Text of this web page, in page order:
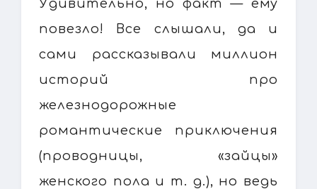
Удивительно, но факт — ему
повезло! Все слышали, да и
сами рассказывали миллион
историй про
железнодорожные
романтические приключения
(проводницы, «зайцы»
женского пола и т. д.), но ведь